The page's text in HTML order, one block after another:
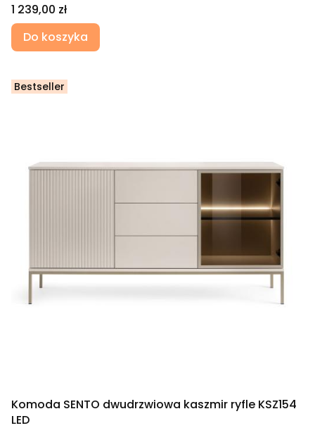
Cena
1 239,00 zł
Do koszyka
Bestseller
Komoda SENTO dwudrzwiowa kaszmir ryfle KSZ154
LED